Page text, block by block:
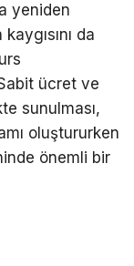
yeniden
da
ücret ve
sunulması,
oluştururken
önemli bir